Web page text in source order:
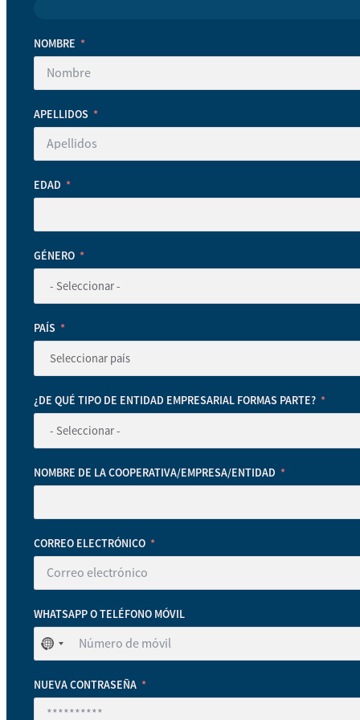
NOMBRE
APELLIDOS
EDAD
GÉNERO
PAÍS
¿DE QUÉ TIPO DE ENTIDAD EMPRESARIAL FORMAS PARTE?
NOMBRE DE LA COOPERATIVA/EMPRESA/ENTIDAD
CORREO ELECTRÓNICO
WHATSAPP O TELÉFONO MÓVIL
No
se
ha
seleccionado
ningún
NUEVA CONTRASEÑA